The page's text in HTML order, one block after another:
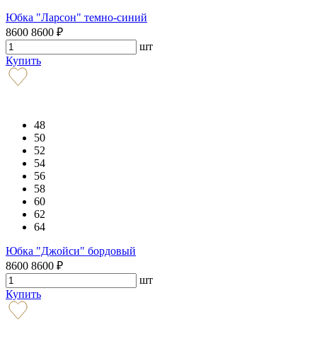
Юбка "Ларсон" темно-синий
8600 8600 ₽
шт
Купить
48
50
52
54
56
58
60
62
64
Юбка "Джойси" бордовый
8600 8600 ₽
шт
Купить